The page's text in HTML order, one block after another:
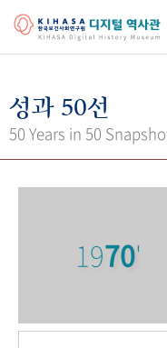
걸어온 길 기관 변천사
키워드로
사진 아카이브 문서 기
성과 50선
50 Years in 50
1970'